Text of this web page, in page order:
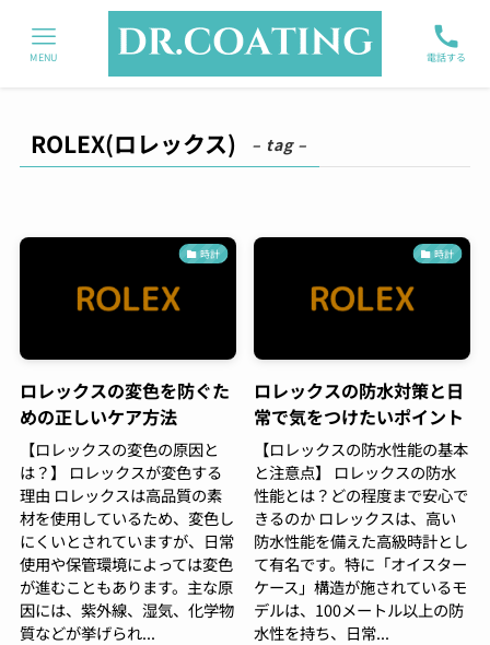
電話する
MENU
ROLEX(ロレックス) – tag –
時計
ロレックスの変色を防ぐた
めの正しいケア方法
【ロレックスの変色の原因と
は？】 ロレックスが変色する
理由 ロレックスは高品質の素
材を使用しているため、変色し
にくいとされていますが、日常
使用や保管環境によっては変色
が進むこともあります。主な原
因には、紫外線、湿気、化学物
質などが挙げられ...
時計
ロレックスの防水対策と日
常で気をつけたいポイント
【ロレックスの防水性能の基本
と注意点】 ロレックスの防水
性能とは？どの程度まで安心で
きるのか ロレックスは、高い
防水性能を備えた高級時計とし
て有名です。特に「オイスター
ケース」構造が施されているモ
デルは、100メートル以上の防
水性を持ち、日常...